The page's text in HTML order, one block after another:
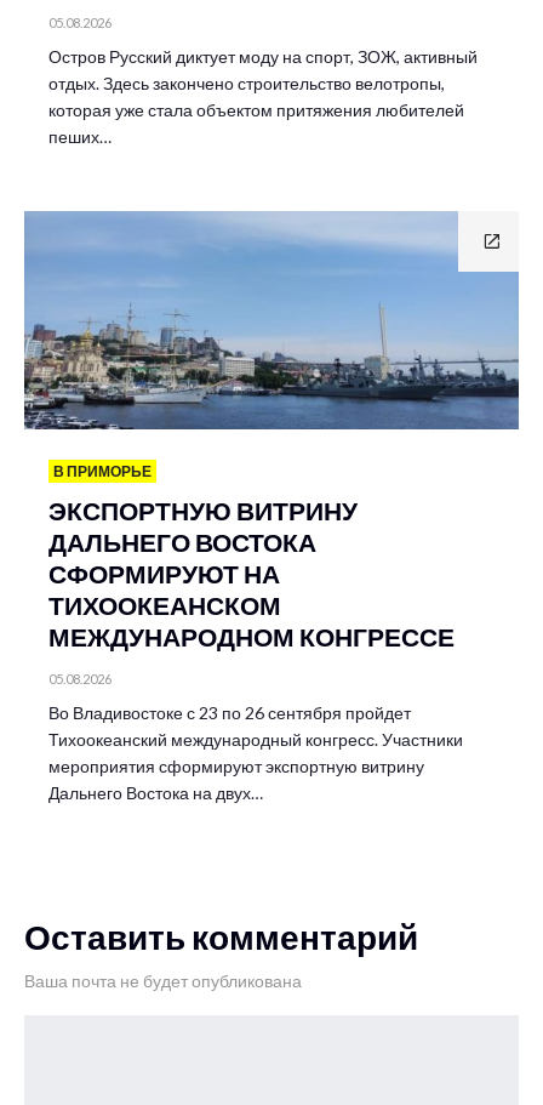
05.08.2026
Остров Русский диктует моду на спорт, ЗОЖ, активный
отдых. Здесь закончено строительство велотропы,
которая уже стала объектом притяжения любителей
пеших…
В ПРИМОРЬЕ
ЭКСПОРТНУЮ ВИТРИНУ
ДАЛЬНЕГО ВОСТОКА
СФОРМИРУЮТ НА
ТИХООКЕАНСКОМ
МЕЖДУНАРОДНОМ КОНГРЕССЕ
05.08.2026
Во Владивостоке с 23 по 26 сентября пройдет
Тихоокеанский международный конгресс. Участники
мероприятия сформируют экспортную витрину
Дальнего Востока на двух…
Оставить комментарий
Ваша почта не будет опубликована